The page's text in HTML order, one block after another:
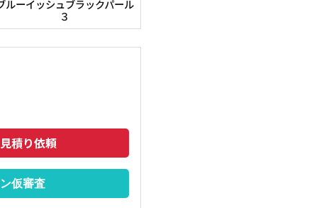
ルーイッシュブラックパール
３
積り依頼
仮審査